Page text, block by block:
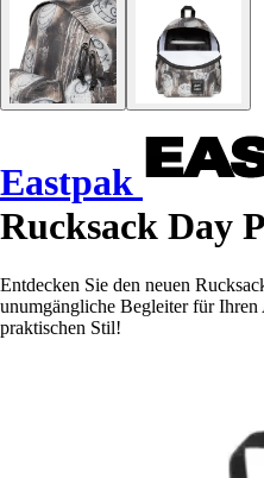
Eastpak
Rucksack Day
Entdecken Sie den neuen
unumgängliche Begleiter für
praktischen Stil!